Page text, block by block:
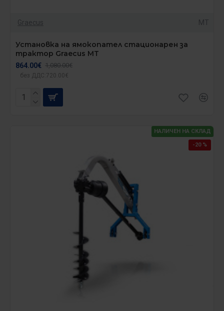
Graecus MT
Установка на ямокопател стационарен за
трактор Graecus MT
864.00€ 1,080.00€
без ДДС:720.00€
НАЛИЧЕН НА СКЛАД
-20 %